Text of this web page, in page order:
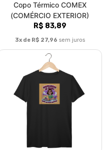
Copo Térmico COMEX
(COMÉRCIO EXTERIOR)
R$ 83,89
3x de R$ 27,96 sem juros